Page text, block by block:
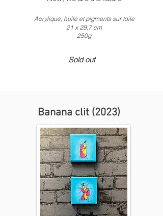
Acrylique, huile et pigments sur toile
21 x 29,7 cm
250g
Sold out
Banana clit (2023)